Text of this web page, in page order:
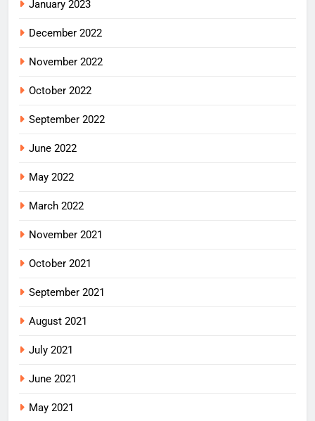
January 2023
December 2022
November 2022
October 2022
September 2022
June 2022
May 2022
March 2022
November 2021
October 2021
September 2021
August 2021
July 2021
June 2021
May 2021